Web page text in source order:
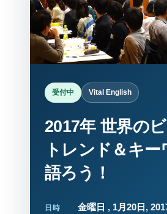
受付中 Vital English
2017年 世界の
トレンド＆キ
語ろう！
日時
金曜日 , 1月20日,